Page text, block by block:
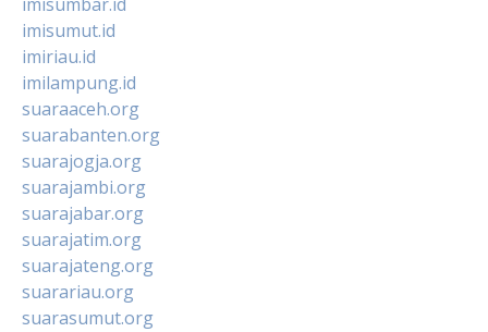
imisumut.id
imiriau.id
imilampung.id
suaraaceh.org
suarabanten.org
suarajogja.org
suarajambi.org
suarajabar.org
suarajatim.org
suarajateng.org
suarariau.org
suarasumut.org